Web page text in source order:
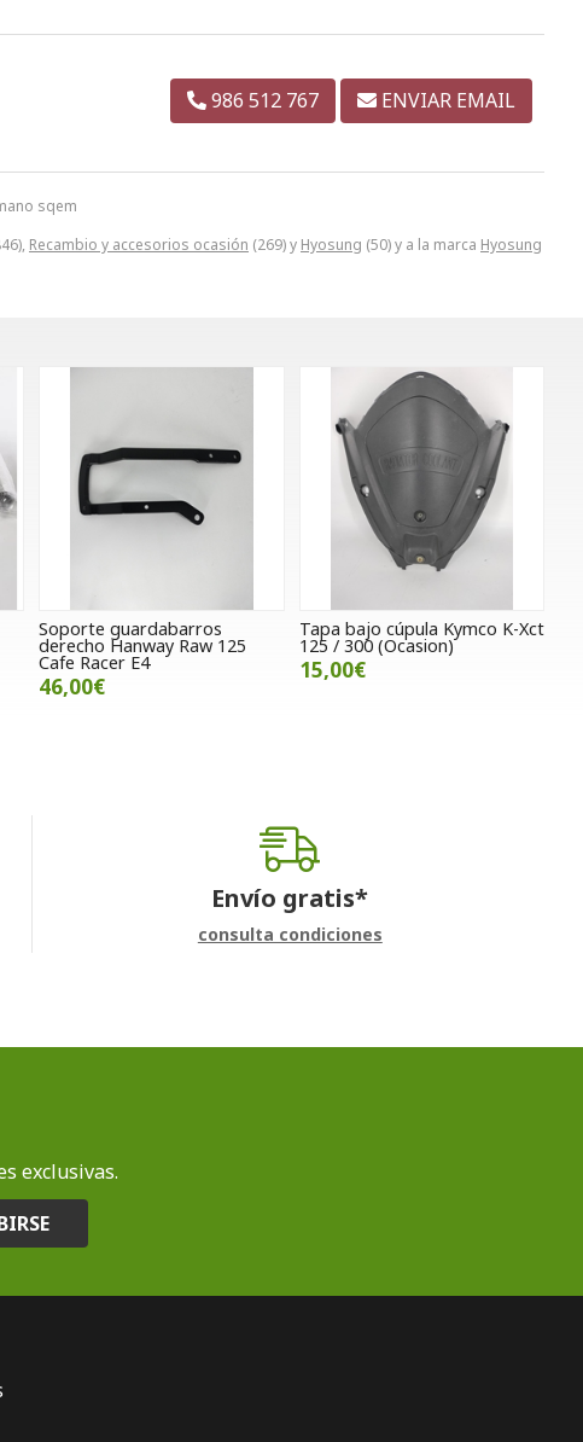
sqem
Recambio y accesorios ocasión (269) y Hyosung (50) y a la marca Hyosung
986 512 767 ENVIAR EMAIL
Soporte guardabarros
derecho Hanway Raw 125
Cafe Racer E4
46,00€
Tapa bajo cúpula Kymco K-Xct
125 / 300 (Ocasion)
15,00€
Envío gratis*
consulta condiciones
exclusivas.